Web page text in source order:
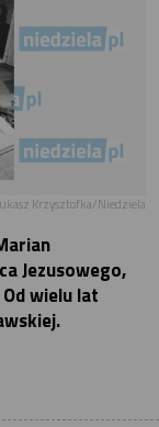
Krzysztofka/Niedziela
Jezusowego,
wielu lat